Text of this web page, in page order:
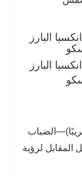
المقابل لرؤية